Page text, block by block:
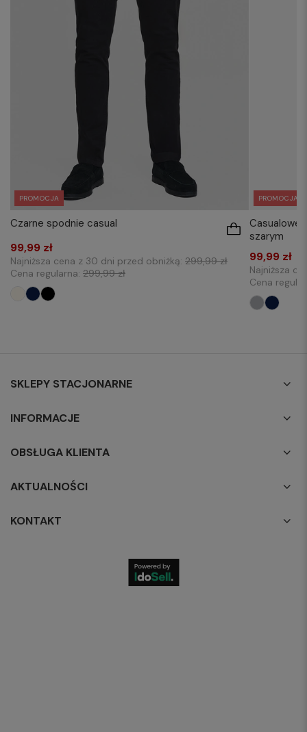
PROMOCJA
Czarne spodnie casual
99,99 zł
Najniższa cena z 30 dni przed obniżką: 299,99 zł
Cena regularna: 299,99 zł
PROMOCJA
Casualowe
szarym
99,99 zł
Najniższa
Cena
SKLEPY STACJONARNE
INFORMACJE
OBSŁUGA KLIENTA
AKTUALNOŚCI
KONTAKT